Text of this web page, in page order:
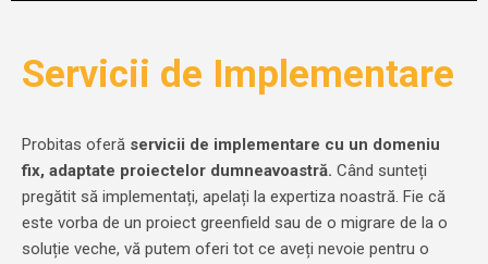
Servicii de Implementare
Probitas oferă servicii de implementare cu un domeniu
fix, adaptate proiectelor dumneavoastră. Când sunteți
pregătit să implementați, apelați la expertiza noastră. Fie că
este vorba de un proiect greenfield sau de o migrare de la o
soluție veche, vă putem oferi tot ce aveți nevoie pentru o